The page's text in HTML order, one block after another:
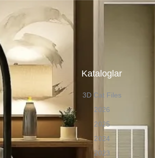
Kataloglar
3D Cat Files
2026
2025
2024
2023